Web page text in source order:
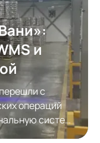
и
с
операций
систему
AXELOT